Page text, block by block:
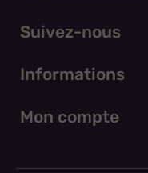
Suivez-nous
Informations
Mon compte